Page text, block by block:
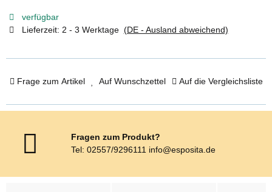
verfügbar
Lieferzeit: 2 - 3 Werktage (DE - Ausland abweichend)
Frage zum Artikel Auf Wunschzettel Auf die Vergleichsliste
Fragen zum Produkt?
Tel: 02557/9296111 info@esposita.de